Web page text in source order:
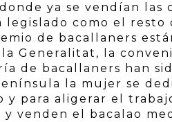
ya se vendían las
legislado como el resto
de bacallaners
Generalitat, la
de bacallaners han
la mujer se
y para aligerar el
venden el bacalao